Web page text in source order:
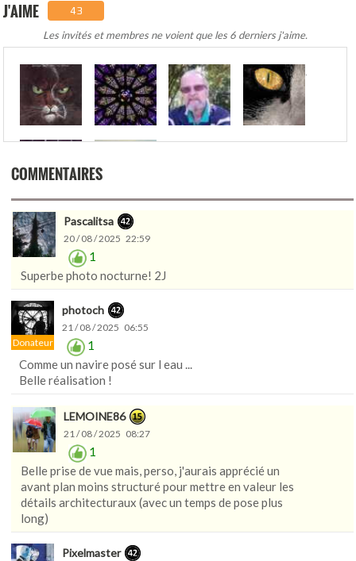
J'AIME 43
Les invités et membres ne voient que les 6 derniers j'aime.
.
COMMENTAIRES
Pascalitsa
20 / 08 / 2025 22:59
1
Superbe photo nocturne! 2J
Donateur
photoch
21 / 08 / 2025 06:55
1
Comme un navire posé sur l eau ...
Belle réalisation !
LEMOINE86
21 / 08 / 2025 08:27
1
Belle prise de vue mais, perso, j'aurais apprécié un
avant plan moins structuré pour mettre en valeur les
détails architecturaux (avec un temps de pose plus
long)
Pixelmaster